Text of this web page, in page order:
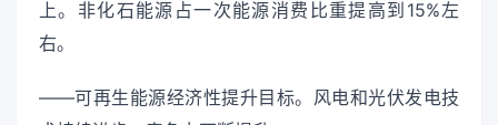
上。非化石能源占一次能源消费比重提高到15%左
右。
——可再生能源经济性提升目标。风电和光伏发电技